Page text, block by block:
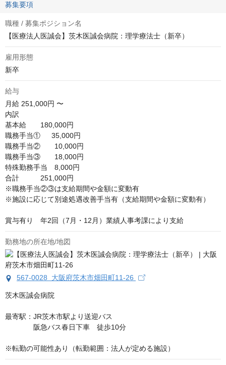
募集要項
職種 / 募集ポジション名
【医療法人医誠会】茨木医誠会病院：理学療法士（新卒）
雇用形態
新卒
給与
月給 251,000円 〜
内訳
基本給　　180,000円
職務手当①　  35,000円
職務手当②　　10,000円
職務手当③　　18,000円
特殊勤務手当　8,000円
合計　　　251,000円
※職務手当②③は支給期間や金額に変動有
※施設に応じて別途処遇改善手当有（支給期間や金額に変動有）
賞与有り　年2回（7月・12月）業績人事考課により支給
勤務地の所在地/地図
567-0028 大阪府茨木市畑田町11-26
茨木医誠会病院
最寄駅：JR茨木市駅より送迎バス
阪急バス春日下車　徒歩10分
※転勤の可能性あり（転勤範囲：法人が定める施設）